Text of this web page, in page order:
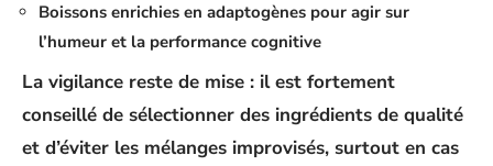
Boissons enrichies en adaptogènes pour agir sur
l’humeur et la performance cognitive
La vigilance reste de mise : il est fortement
conseillé de sélectionner des ingrédients de qualité
et d’éviter les mélanges improvisés, surtout en cas